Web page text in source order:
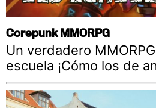
Corepunk MMORPG
Un verdadero
escuela ¡Cómo los de